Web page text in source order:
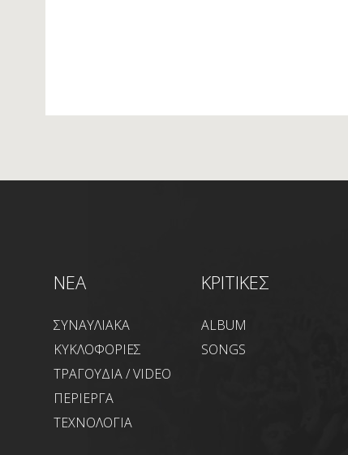
NEA
ΣΥΝΑΥΛΙΑΚΑ
ΚΥΚΛΟΦΟΡΙΕΣ
ΤΡΑΓΟΥΔΙΑ / VIDEO
ΠΕΡΙΕΡΓΑ
ΤΕΧΝΟΛΟΓΙΑ
ΚΡΙΤΙΚΕΣ
ALBUM
SONGS